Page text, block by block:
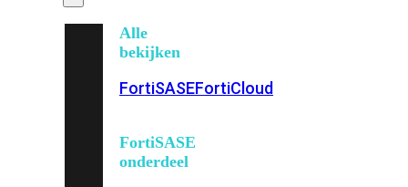
Alle
bekijken
FortiSASEFortiCloud
FortiSASE
onderdeel